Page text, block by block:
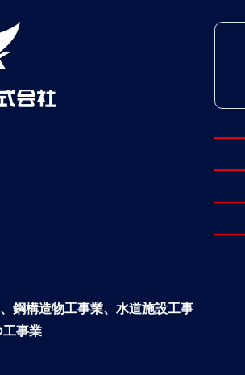
鋼構造物工事業、水道施設工事
工事業